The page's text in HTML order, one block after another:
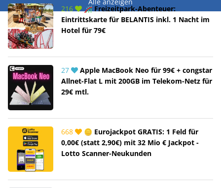
216
🎢 Freizeitpark-Abenteuer:
Eintrittskarte für BELANTIS inkl. 1 Nacht im
Hotel für 79€
27
Apple MacBook Neo für 99€ + congstar
Allnet-Flat L mit 200GB im Telekom-Netz für
29€ mtl.
668
🪙 Eurojackpot GRATIS: 1 Feld für
0,00€ (statt 2,90€) mit 32 Mio € Jackpot -
Lotto Scanner-Neukunden